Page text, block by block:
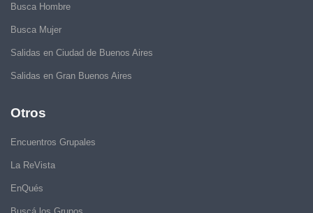
Busca Hombre
Busca Mujer
Salidas en Ciudad de Buenos Aires
Salidas en Gran Buenos Aires
Otros
Encuentros Grupales
La ReVista
EnQués
Buscá los Grupos